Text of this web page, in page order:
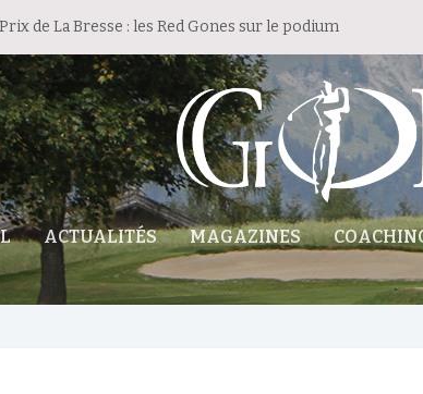
de La Bresse : les Red Gones sur le podium
ACTUALITÉS MAGAZINES